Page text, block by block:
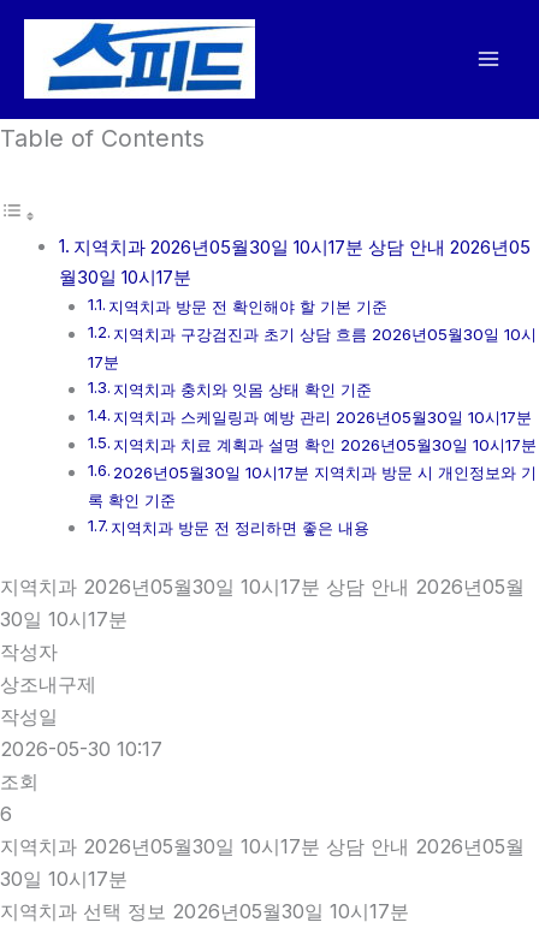
건
뛰
Table of Contents
지역치과 2026년05월30일 10시17분 상담 안내 2026년05
월30일 10시17분
지역치과 방문 전 확인해야 할 기본 기준
지역치과 구강검진과 초기 상담 흐름 2026년05월30일 10시
17분
지역치과 충치와 잇몸 상태 확인 기준
지역치과 스케일링과 예방 관리 2026년05월30일 10시17분
지역치과 치료 계획과 설명 확인 2026년05월30일 10시17분
2026년05월30일 10시17분 지역치과 방문 시 개인정보와 기
록 확인 기준
지역치과 방문 전 정리하면 좋은 내용
지역치과 2026년05월30일 10시17분 상담 안내 2026년05월
30일 10시17분
작성자
상조내구제
작성일
2026-05-30 10:17
조회
6
지역치과 2026년05월30일 10시17분 상담 안내 2026년05월
30일 10시17분
지역치과 선택 정보 2026년05월30일 10시17분